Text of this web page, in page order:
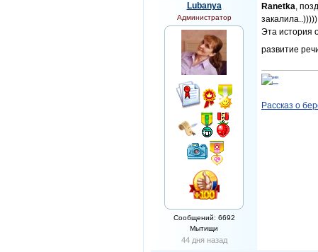
Lubanya
Администратор
Сообщений: 6692
Мытищи
44 дня назад
Ranetka,
закалила..)))))
Эта история
развитие
Рассказ о